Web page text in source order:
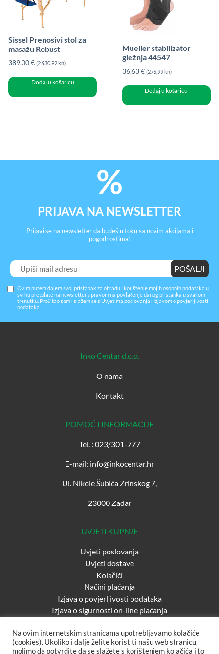
Na ovim internetskim stranicama upotrebljavamo kolačiće
(cookies). Ukoliko i dalje želite koristiti našu web stranicu,
molimo da potvrdite da se slažete s korištenjem kolačića i to
Sissel Prenosivi stol za
masažu Robust
389,00€ (2.930,92 kn)
Dodaj u košaricu
Mueller stabilizator
gležnja 44547
36,63€ (275,99 kn)
Dodaj u košaricu
PRIJAVA NA NEWSLETTER
Prijavi se na newsletter da budeš u toku sa novim akcijama i
pogodnostima!
Ovim putem dajem svoj pristanak za obradu i korištenje mojih osobnih podataka u
svrhu pretplate na newsletter s pravom na povlačenje danog pristanka u svakom
trenutku. Pročitao sam i slažem se s Uvjetima poslovanja i Izjavom o povjerljivosti
podataka
Inko Centar d.o.o.
O nama
Kontakt
POMOĆ I INFORMACIJE
Tel. : 023/301-777
E-mail: info@inkocentar.hr
Ul. Nikole Šubića Zrinskog 7,
23000 Zadar
UVJETI KUPNJE
Uvjeti poslovanja
Uvjeti dostave
Kolačići
Načini plaćanja
Izjava o povjerljivosti podataka
Izjava o sigurnosti on-line plaćanja